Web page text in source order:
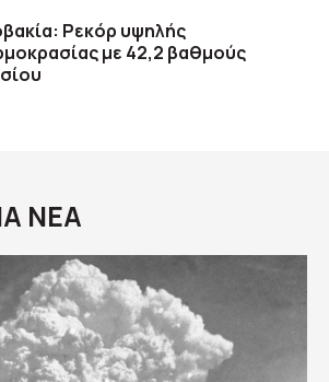
Ρεκόρ υψηλής
με 42,2 βαθμούς
ΝΕΑ